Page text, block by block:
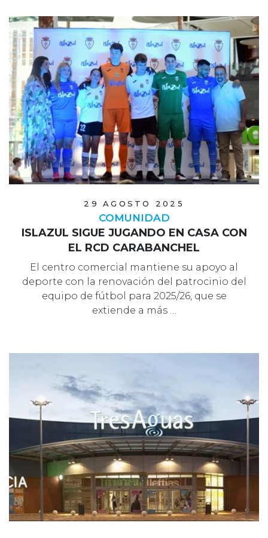
29 AGOSTO 2025
COMUNIDAD
ISLAZUL SIGUE JUGANDO EN CASA CON
EL RCD CARABANCHEL
El centro comercial mantiene su apoyo al
deporte con la renovación del patrocinio del
equipo de fútbol para 2025/26, que se
extiende a más …